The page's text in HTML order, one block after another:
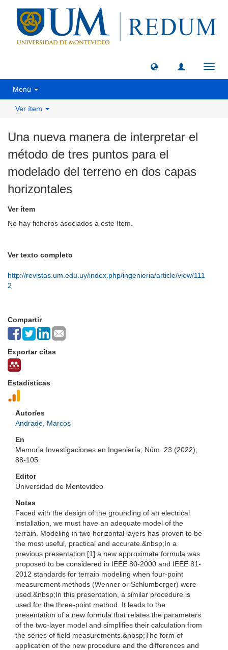
Menú
Ver ítem
Una nueva manera de interpretar el
método de tres puntos para el
modelado del terreno en dos capas
horizontales
Ver ítem
No hay ficheros asociados a este ítem.
Ver texto completo
http://revistas.um.edu.uy/index.php/ingenieria/article/view/111
2
Compartir
Exportar citas
Estadísticas
Autor/es
Andrade, Marcos
En
Memoria Investigaciones en Ingeniería; Núm. 23 (2022);
88-105
Editor
Universidad de Montevideo
Notas
Faced with the design of the grounding of an electrical
installation, we must have an adequate model of the
terrain. Modeling in two horizontal layers has proven to be
the most useful, practical and accurate.&nbsp;In a
previous presentation [1] a new approximate formula was
proposed to be considered in IEEE 80-2000 and IEEE 81-
2012 standards for terrain modeling when four-point
measurement methods (Wenner or Schlumberger) were
used.&nbsp;In this presentation, a similar procedure is
used for the three-point method. It leads to the
presentation of a new formula that relates the parameters
of the two-layer model and simplifies their calculation from
the series of field measurements.&nbsp;The form of
application of the new procedure and the differences and